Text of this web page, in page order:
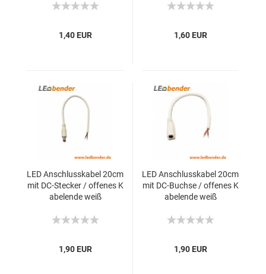
1,40 EUR 1,60 EUR
LED Anschlusskabel 20cm
mit DC-Stecker / offenes K
abelende weiß
1,90 EUR
LED Anschlusskabel 20cm
mit DC-Buchse / offenes K
abelende weiß
1,90 EUR